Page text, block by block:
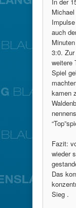
auch
3:0.
weitere
Spiel
kamen
Fazit:
wieder
Das
Sieg .